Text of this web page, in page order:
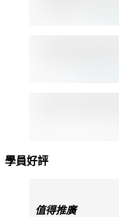
學員好評
值得推廣